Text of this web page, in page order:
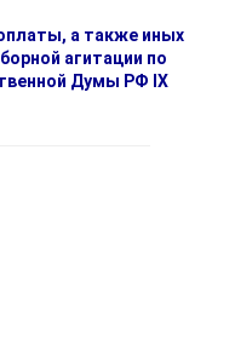
а также иных
агитации по
Думы РФ IX